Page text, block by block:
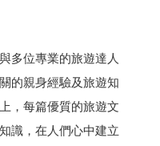
多位專業的旅遊達人
的親身經驗及旅遊知
，每篇優質的旅遊文
識，在人們心中建立